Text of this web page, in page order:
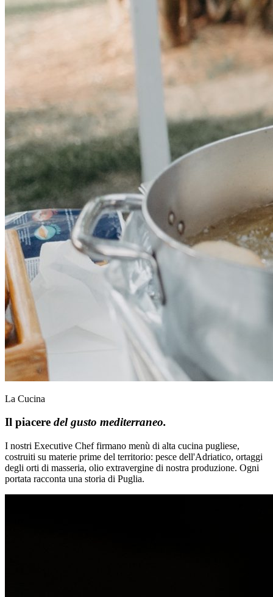
La Cucina
Il piacere del gusto mediterraneo.
I nostri Executive Chef firmano menù di alta cucina pugliese,
costruiti su materie prime del territorio: pesce dell'Adriatico, ortaggi
degli orti di masseria, olio extravergine di nostra produzione. Ogni
portata racconta una storia di Puglia.